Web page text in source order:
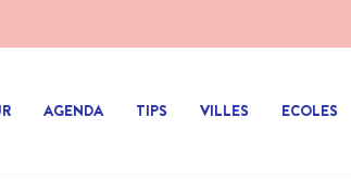
AGENDA TIPS VILLES ECOLES